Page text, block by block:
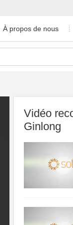
À propos de nous
Salle de presse
Vidéo
Ginlong